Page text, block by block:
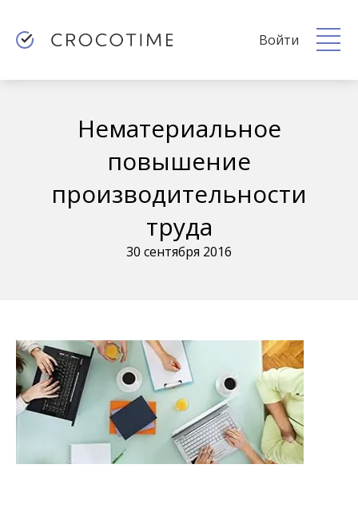
Войти
Нематериальное
повышение
производительности
труда
30 сентября 2016